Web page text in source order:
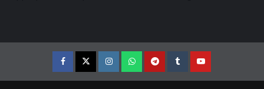
FacebookTwitterInstagramWhatsappTelegramTumblrYouTube